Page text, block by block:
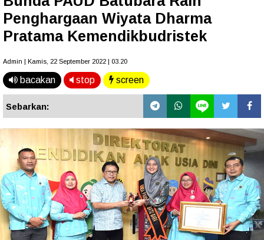
Penghargaan Wiyata Dharma
Pratama Kemendikbudristek
Admin | Kamis, 22 September 2022 | 03.20
bacakan stop screen
Sebarkan: